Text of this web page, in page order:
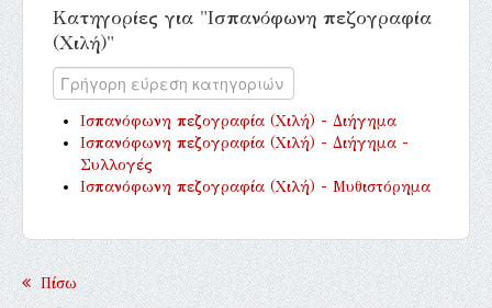
Κατηγορίες για "Ισπανόφωνη πεζογραφία
(Χιλή)"
Ισπανόφωνη πεζογραφία (Χιλή) - Διήγημα
Ισπανόφωνη πεζογραφία (Χιλή) - Διήγημα -
Συλλογές
Ισπανόφωνη πεζογραφία (Χιλή) - Μυθιστόρημα
Πίσω